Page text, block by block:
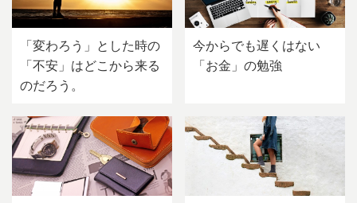
「変わろう」とした時の
「不安」はどこから来る
のだろう。
今からでも遅くはない
「お金」の勉強